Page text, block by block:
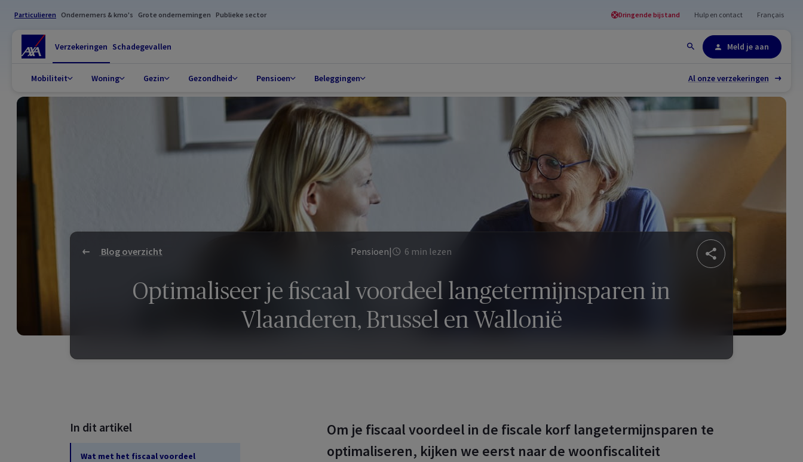
Particulieren Ondernemers & kmo's Grote ondernemingen Publieke sector Dringende bijstand Hulp en contact Français
Verzekeringen Schadegevallen Meld je aan
Mobiliteit Woning Gezin Gezondheid Pensioen Beleggingen Al onze verzekeringen
Blog overzicht Pensioen| 6 min lezen
Optimaliseer je fiscaal voordeel langetermijnsparen in
Vlaanderen, Brussel en Wallonië
In dit artikel
Wat met het fiscaal voordeel
Om je fiscaal voordeel in de fiscale korf langetermijnsparen te
optimaliseren, kijken we eerst naar de woonfiscaliteit